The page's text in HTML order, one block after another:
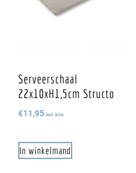
Serveerschaal
22x10xH1,5cm Structo
€11,95 incl. btw
In winkelmand